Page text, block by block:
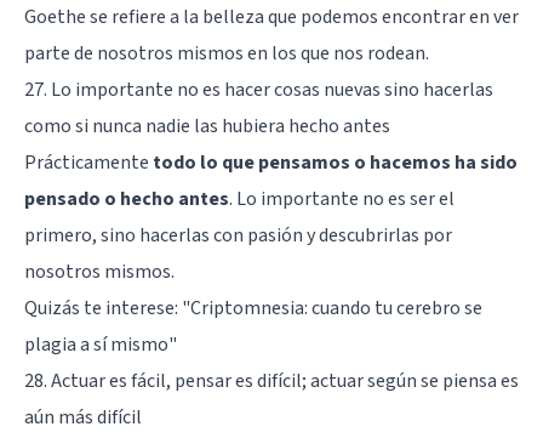
Goethe se refiere a la belleza que podemos encontrar en ver
parte de nosotros mismos en los que nos rodean.
27. Lo importante no es hacer cosas nuevas sino hacerlas
como si nunca nadie las hubiera hecho antes
Prácticamente todo lo que pensamos o hacemos ha sido
pensado o hecho antes. Lo importante no es ser el
primero, sino hacerlas con pasión y descubrirlas por
nosotros mismos.
Quizás te interese: "Criptomnesia: cuando tu cerebro se
plagia a sí mismo"
28. Actuar es fácil, pensar es difícil; actuar según se piensa es
aún más difícil